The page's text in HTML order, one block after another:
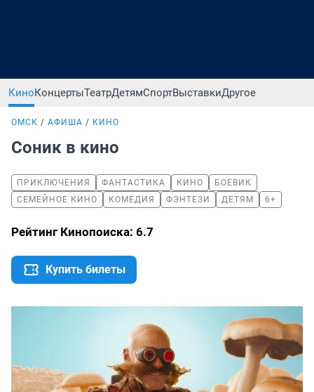
КиноКонцертыТеатрДетямСпортВыставкиДругое
ОМСК АФИША КИНО
Соник в кино
ПРИКЛЮЧЕНИЯ ФАНТАСТИКА КИНО
БОЕВИК
СЕМЕЙНОЕ КИНО
КОМЕДИЯ ФЭНТЕЗИ ДЕТЯМ 6+
Рейтинг Кинопоиска: 6.7
Купить билеты